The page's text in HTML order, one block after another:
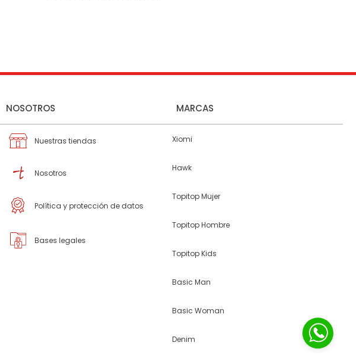
NOSOTROS
Nuestras tiendas
Nosotros
Política y protección de datos
Bases legales
MARCAS
Xiomi
Hawk
Topitop Mujer
Topitop Hombre
Topitop Kids
Basic Man
Basic Woman
Denim